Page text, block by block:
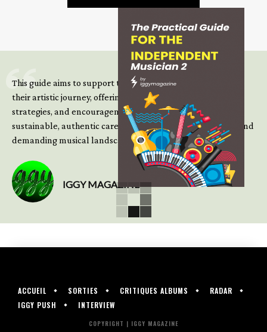
This guide aims to support those climbing the next steps of
their artistic journey, offering practical insight, updated
strategies, and encouragement to continue building
sustainable, authentic careers in an increasingly complex and
demanding musical landscape.
IGGY MAGAZINE
ACCUEIL SORTIES CRITIQUES ALBUMS
RADAR
IGGY PUSH
INTERVIEW
COPYRIGHT | IGGY MAGAZINE